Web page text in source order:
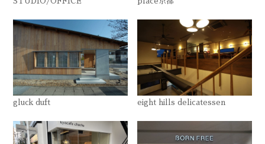
gluck duft eight hills delicatessen